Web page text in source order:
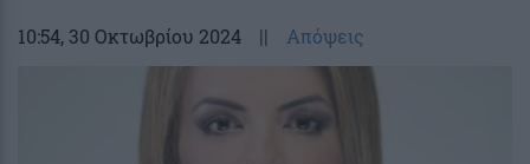
10:54, 30 Οκτωβρίου 2024 || Απόψεις